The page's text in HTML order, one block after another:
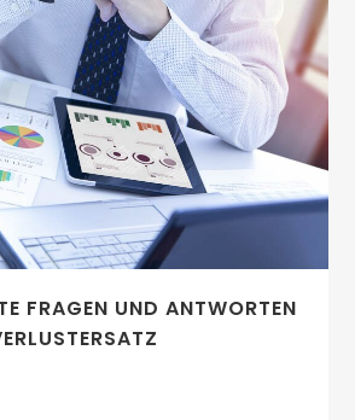
FRAGEN UND ANTWORTEN